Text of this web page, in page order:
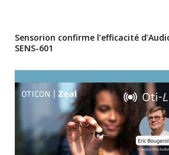
Sensorion confirme l’efficacité
SENS-601